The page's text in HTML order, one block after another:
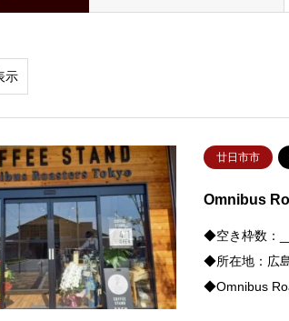
示
廿日市市
Omnibus
◆空き枠数：
◆所在地：広
◆Omnibus